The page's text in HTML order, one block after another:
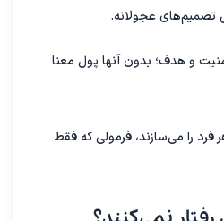
تصمیم‌های عجولانه.
و هدف؛ بدون آنها پول معنا
فرد را می‌سازند، فرمولی که فقط